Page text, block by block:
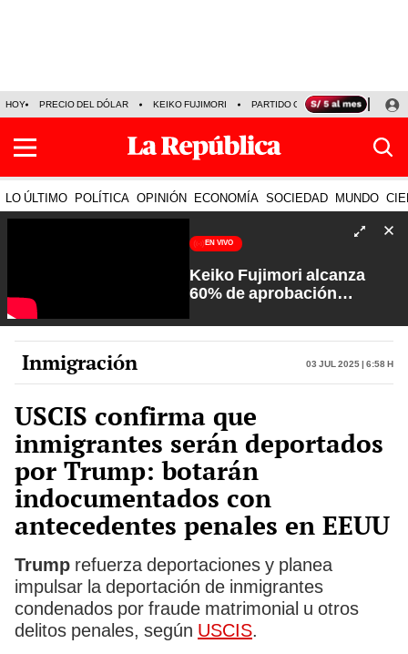
HOY PRECIO DEL DÓLAR KEIKO FUJIMORI PARTIDO OBRAS ARMONÍA 10
LO ÚLTIMO POLÍTICA OPINIÓN ECONOMÍA SOCIEDAD MUNDO
EN VIVO
Keiko Fujimori alcanza
60% de aprobación
Rosa María Palacios
Inmigración 03 Jul 2025 | 6:58 h
USCIS confirma que
inmigrantes serán deportados
por Trump: botarán
indocumentados con
antecedentes penales en EEUU
Trump refuerza deportaciones y planea
impulsar la deportación de inmigrantes
condenados por fraude matrimonial u otros
delitos penales, según USCIS.